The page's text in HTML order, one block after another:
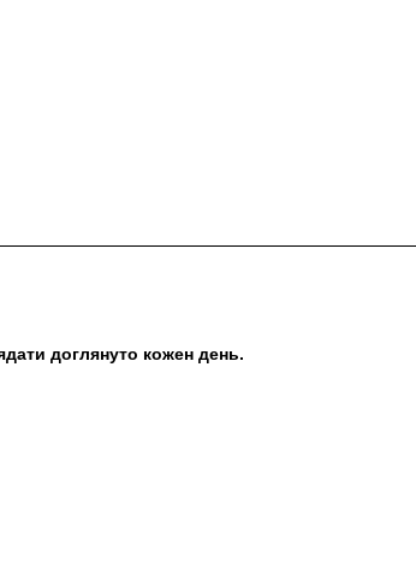
доглянуто кожен день.